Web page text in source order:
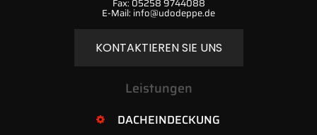
Fax: 05258 9744088
E-Mail: info@udodeppe.de
KONTAKTIEREN SIE UNS
Leistungen
DACHEINDECKUNG